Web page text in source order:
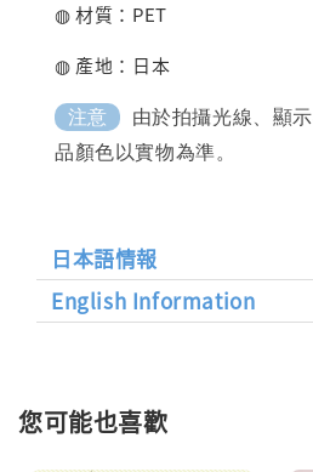
◍ 材質：PET
◍ 產地：日本
注意
由於拍攝光線、顯
品顏色以實物為準。
日本語情報
English Information
您可能也喜歡